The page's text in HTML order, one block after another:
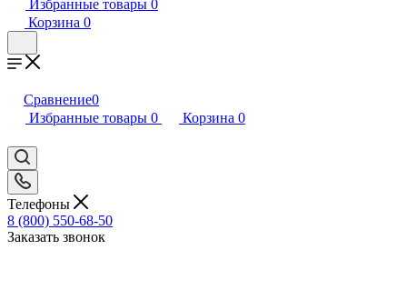
Избранные товары 0
Корзина 0
Сравнение0
Избранные товары 0 Корзина 0
Телефоны
8 (800) 550-68-50
Заказать звонок